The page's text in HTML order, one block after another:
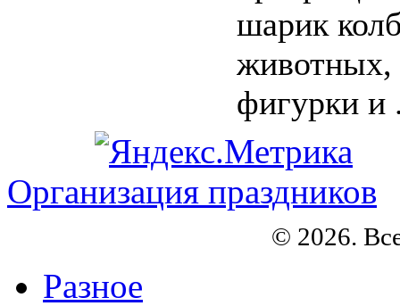
шарик
животных,
фигурки и
Организация праздников
© 2026.
Разное